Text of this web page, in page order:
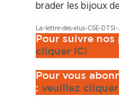
brader les bijoux
La-lettre-des-elus-CSE-
Pour suivre
cliquer IC
Pour vous
: veuillez cliquer